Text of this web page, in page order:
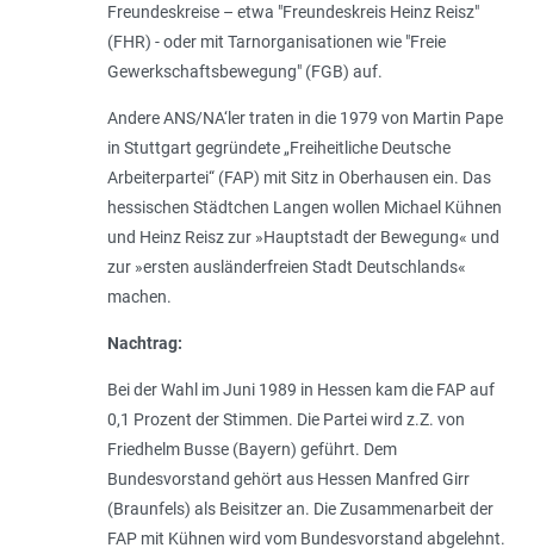
Freundeskreise – etwa "Freundeskreis Heinz Reisz"
(FHR) - oder mit Tarnorganisationen wie "Freie
Gewerkschaftsbewegung" (FGB) auf.
Andere ANS/NA‘ler traten in die 1979 von Martin Pape
in Stuttgart gegründete „Freiheitliche Deutsche
Arbeiterpartei“ (FAP) mit Sitz in Oberhausen ein. Das
hessischen Städtchen Langen wollen Michael Kühnen
und Heinz Reisz zur »Hauptstadt der Bewegung« und
zur »ersten ausländerfreien Stadt Deutschlands«
machen.
Nachtrag:
Bei der Wahl im Juni 1989 in Hessen kam die FAP auf
0,1 Prozent der Stimmen. Die Partei wird z.Z. von
Friedhelm Busse (Bayern) geführt. Dem
Bundesvorstand gehört aus Hessen Manfred Girr
(Braunfels) als Beisitzer an. Die Zusammenarbeit der
FAP mit Kühnen wird vom Bundesvorstand abgelehnt.